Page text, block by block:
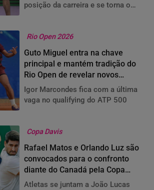
posição da carreira e se torna o
consolidando um feito inédito
Rio Open 2026
Guto Miguel entra na chave
principal e mantém tradição do
Rio Open de revelar novos
talentos
Igor Marcondes fica com a última
vaga no qualifying do ATP 500
Copa Davis
Rafael Matos e Orlando Luz são
convocados para o confronto
diante do Canadá pela Copa
Davis
Atletas se juntam a João Lucas